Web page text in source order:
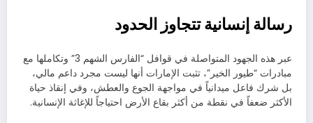
رسالة إنسانية تتجاوز الحدود
عبر هذه الجهود المتواصلة في قوافل “الفارس الشهم 3” وتكاملها مع
مبادرات “طيور الخير”، تثبت الإمارات أنها ليست مجرد داعم مالي،
بل شرك فاعل ميدانياً في مواجهة الجوع والعطش، وفي إنقاذ حياة
الأكثر ضعفاً في نقطة من أكثر بقاع الأرض احتياجاً للإغاثة الإنسانية.